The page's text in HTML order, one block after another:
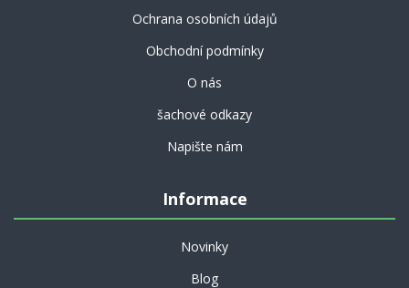
Ochrana osobních údajů
Obchodní podmínky
O nás
šachové odkazy
Napište nám
Informace
Novinky
Blog